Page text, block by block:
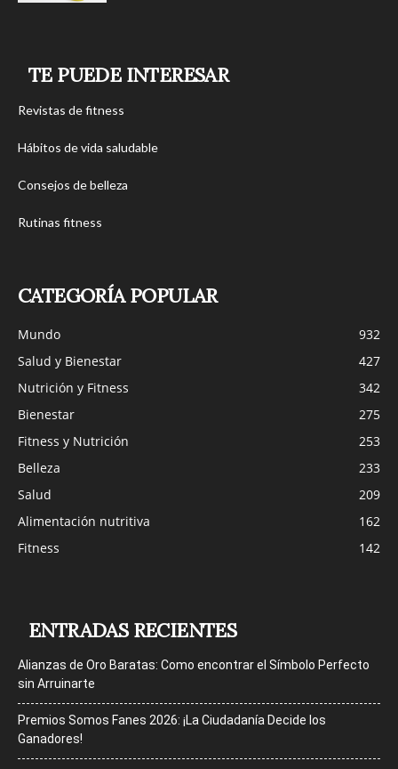
TE PUEDE INTERESAR
Revistas de fitness
Hábitos de vida saludable
Consejos de belleza
Rutinas fitness
CATEGORÍA POPULAR
Mundo
932
Salud y Bienestar
427
Nutrición y Fitness
342
Bienestar
275
Fitness y Nutrición
253
Belleza
233
Salud
209
Alimentación nutritiva
162
Fitness
142
ENTRADAS RECIENTES
Alianzas de Oro Baratas: Como encontrar el Símbolo Perfecto
sin Arruinarte
Premios Somos Fanes 2026: ¡La Ciudadanía Decide los
Ganadores!